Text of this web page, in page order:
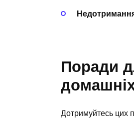
Поради
Дотримуйтесь цих